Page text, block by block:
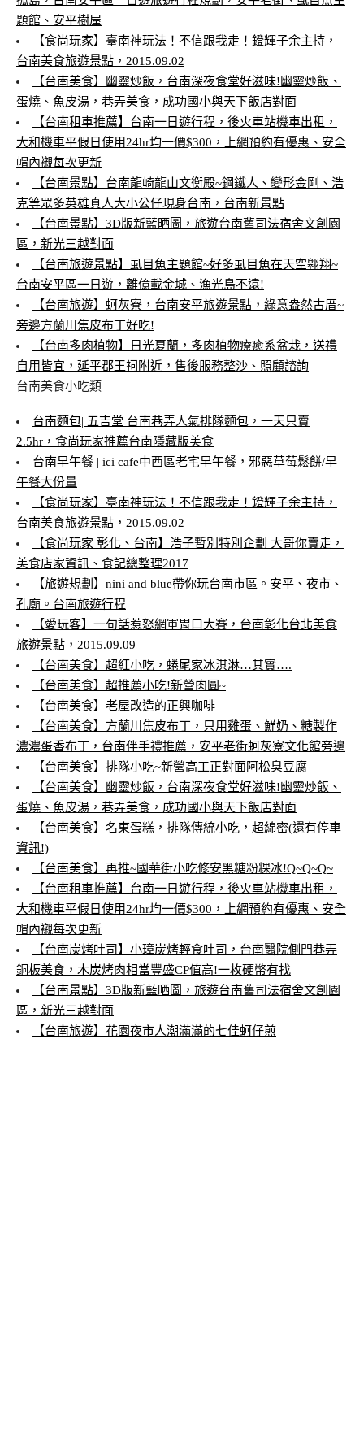
題館、安平樹屋
【食尚玩家】臺南神玩法！不信跟我走！鐙輝子余主持，
台南美食旅遊景點，2015.09.02
【台南美食】幽靈炒飯，台南深夜食堂好滋味!幽靈炒飯、
蛋燒、魚皮湯，巷弄美食，成功國小與天下飯店對面
【台南租車推薦】台南一日遊行程，後火車站機車出租，
大和機車平假日使用24hr均一價$300，上網預約有優惠、安全
帽內襯每次更新
【台南景點】台南龍崎龍山文衡殿~鋼鐵人、變形金剛、浩
克等眾多英雄真人大小公仔現身台南，台南新景點
【台南景點】3D版新藍晒圖，旅遊台南舊司法宿舍文創園
區，新光三越對面
【台南旅遊景點】虱目魚主題館~好多虱目魚在天空翱翔~
台南安平區一日遊，離億載金城、漁光島不遠!
【台南旅遊】蚵灰寮，台南安平旅遊景點，綠意盎然古厝~
旁邊方蘭川焦皮布丁好吃!
【台南多肉植物】日光夏蘭，多肉植物療癒系盆栽，送禮
自用皆宜，延平郡王祠附近，售後服務整沙、照顧諮詢
台南美食小吃類
台南麵包| 五吉堂 台南巷弄人氣排隊麵包，一天只賣
2.5hr，食尚玩家推薦台南隱藏版美食
台南早午餐 | ici cafe中西區老宅早午餐，邪惡草莓鬆餅/早
午餐大份量
【食尚玩家】臺南神玩法！不信跟我走！鐙輝子余主持，
台南美食旅遊景點，2015.09.02
【食尚玩家 彰化、台南】浩子暫別特別企劃 大哥你賣走，
美食店家資訊、食記總整理2017
【旅遊規劃】nini and blue帶你玩台南市區。安平、夜市、
孔廟。台南旅遊行程
【愛玩客】一句話惹怒網軍胃口大賽，台南彰化台北美食
旅遊景點，2015.09.09
【台南美食】超紅小吃，蜷尾家冰淇淋…其實….
【台南美食】超推薦小吃!新營肉圓~
【台南美食】老屋改造的正興咖啡
【台南美食】方蘭川焦皮布丁，只用雞蛋、鮮奶、糖製作
濃濃蛋香布丁，台南伴手禮推薦，安平老街蚵灰寮文化館旁邊
【台南美食】排隊小吃~新營高工正對面阿松臭豆腐
【台南美食】幽靈炒飯，台南深夜食堂好滋味!幽靈炒飯、
蛋燒、魚皮湯，巷弄美食，成功國小與天下飯店對面
【台南美食】名東蛋糕，排隊傳統小吃，超綿密(還有停車
資訊!)
【台南美食】再推~國華街小吃修安黑糖粉粿冰!Q~Q~Q~
【台南租車推薦】台南一日遊行程，後火車站機車出租，
大和機車平假日使用24hr均一價$300，上網預約有優惠、安全
帽內襯每次更新
【台南炭烤吐司】小璋炭烤輕食吐司，台南醫院側門巷弄
銅板美食，木炭烤肉相當豐盛CP值高!一枚硬幣有找
【台南景點】3D版新藍晒圖，旅遊台南舊司法宿舍文創園
區，新光三越對面
【台南旅遊】花園夜市人潮滿滿的七佳蚵仔煎